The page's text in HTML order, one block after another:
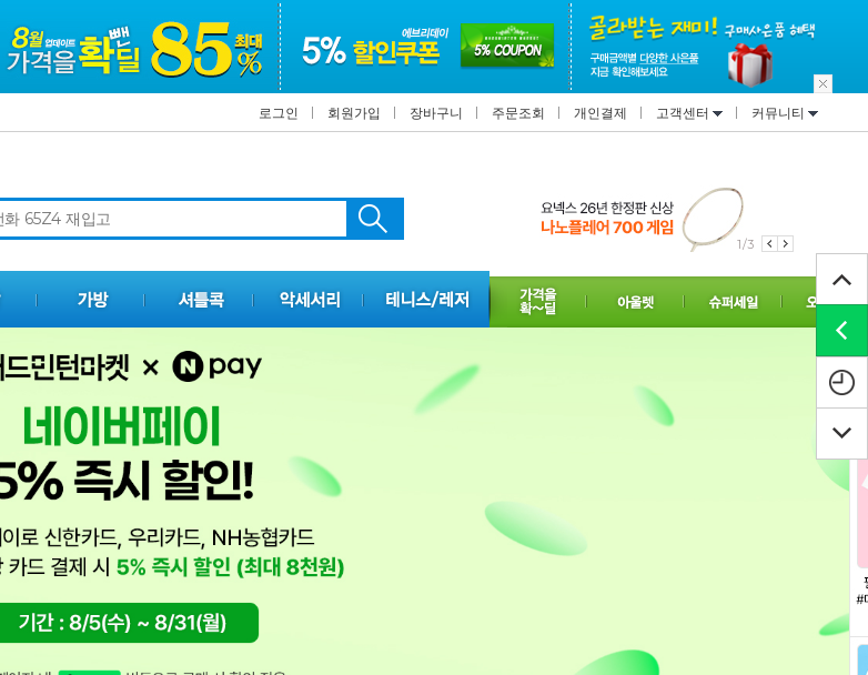
로그인 회원가입 장바구니 주문조회 개인결제 고객센터 커뮤니티
1/3